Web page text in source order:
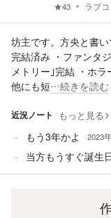
★43 ラブコ
坊主です。方央と書
完結済み ・ファンタ
メトリー｣完結 ・ホ
他にも短…続きを読む
近況ノート もっと見る
もう3年かよ 2023
当方もうすぐ誕生